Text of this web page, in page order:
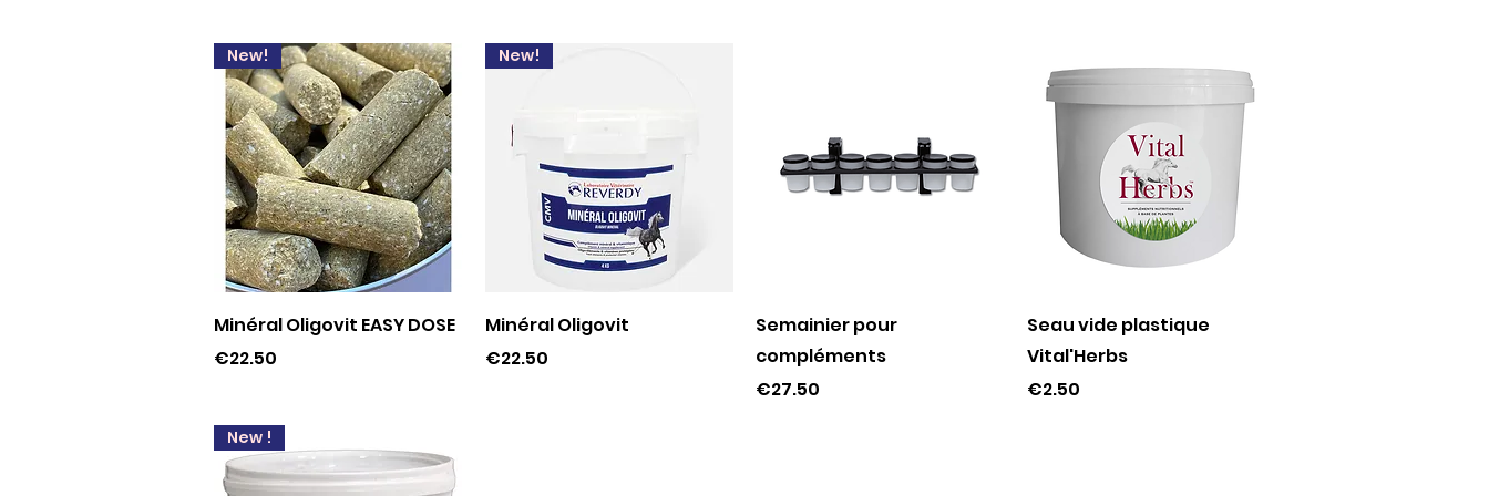
Quick View
New!
Minéral Oligovit EASY DOSE
Price
€22.50
Quick View
New!
Minéral Oligovit
Price
€22.50
Quick View
Semainier pour
compléments
Price
€27.50
Quick View
Seau vide plastique
Vital'Herbs
Price
€2.50
New !